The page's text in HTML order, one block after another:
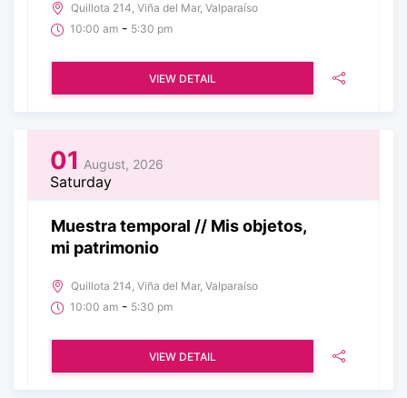
Quillota 214, Viña del Mar, Valparaíso
10:00 am - 5:30 pm
VIEW DETAIL
01 August, 2026
Saturday
Muestra temporal // Mis objetos,
mi patrimonio
Quillota 214, Viña del Mar, Valparaíso
10:00 am - 5:30 pm
VIEW DETAIL